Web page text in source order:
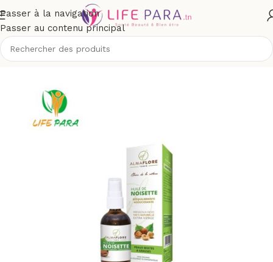
Passer à la navigation
Passer au contenu principal
/Boutique/Bio & naturel/Aromathérapie/huiles végétales